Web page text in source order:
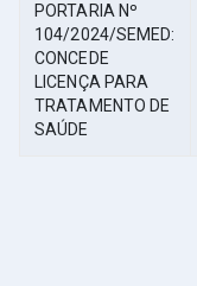
PORTARIA Nº
104/2024/SEMED:
CONCEDE
LICENÇA PARA
TRATAMENTO DE
SAÚDE